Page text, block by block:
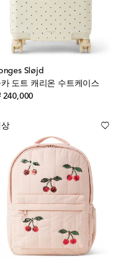
Sløjd
카 도트 캐리온 수트케이스
original price
상